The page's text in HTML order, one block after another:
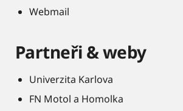
Webmail
Partneři & weby
Univerzita Karlova
FN Motol a Homolka